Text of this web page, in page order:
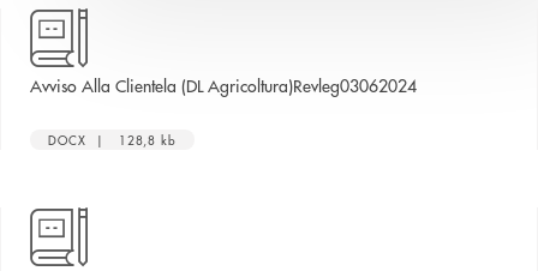
Avviso Alla Clientela (DL Agricoltura)Revleg03062024apre una nuova
DOCX | 128,8 kb